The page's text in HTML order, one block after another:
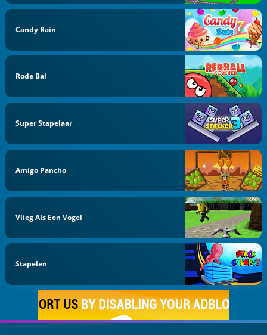
Candy Rain
Rode Bal
Super Stapelaar
Amigo Pancho
Vlieg Als Een Vogel
Stapelen